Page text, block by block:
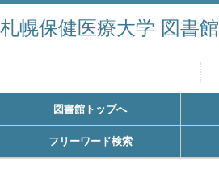
札幌保健医療大学 図書館
図書館トップへ
フリーワード検索